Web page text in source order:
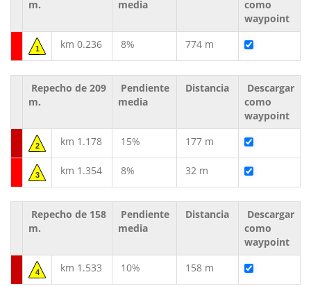
m. media
como
waypoint
1 km 0.236 8% 774 m
Repecho de 209
m.
Pendiente
media
Distancia
Descargar
como
waypoint
2 km 1.178 15% 177 m
3 km 1.354 8% 32 m
Repecho de 158
m.
Pendiente
media
Distancia
Descargar
como
waypoint
4 km 1.533 10% 158 m